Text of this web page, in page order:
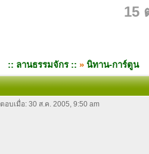
15
:: ลานธรรมจักร :: » นิทาน-การ์ตูน
ตอบเมื่อ: 30 ส.ค. 2005, 9:50 am